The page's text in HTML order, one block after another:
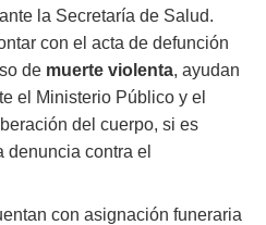
la Secretaría de Salud.
con el acta de defunción
de muerte violenta, ayudan
el Ministerio Público y el
del cuerpo, si es
denuncia contra el
con asignación funeraria